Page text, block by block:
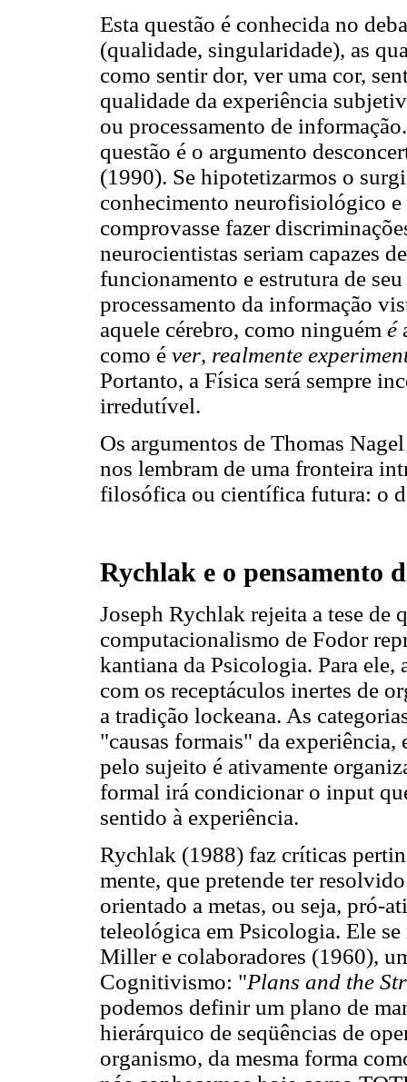
Esta questão é conhecida no
(qualidade, singularidade), as
como sentir dor, ver uma cor,
qualidade da experiência
ou processamento de
questão é o argumento
(1990). Se hipotetizarmos o
conhecimento neurofisiológico
comprovasse fazer
neurocientistas seriam capazes
funcionamento e estrutura de
processamento da informação
aquele cérebro, como ninguém é
como é ver, realmente
Portanto, a Física será sempre
irredutível.
Os argumentos de Thomas
nos lembram de uma fronteira
filosófica ou científica futura: o
Rychlak e o pensamento
Joseph Rychlak rejeita a tese de
computacionalismo de Fodor
kantiana da Psicologia. Para ele,
com os receptáculos inertes de
a tradição lockeana. As
"causas formais" da experiência,
pelo sujeito é ativamente
formal irá condicionar o input
sentido à experiência.
Rychlak (1988) faz críticas
mente, que pretende ter
orientado a metas, ou seja, pró-
teleológica em Psicologia. Ele
Miller e colaboradores (1960),
Cognitivismo: "Plans and the
podemos definir um plano de
hierárquico de seqüências de
organismo, da mesma forma